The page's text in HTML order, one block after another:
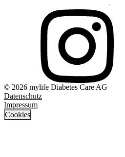
© 2026 mylife Diabetes Care AG
Datenschutz
Impressum
Cookies